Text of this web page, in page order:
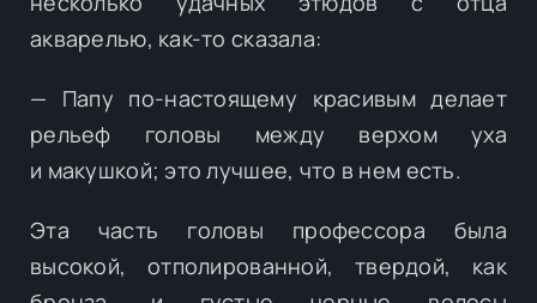
акварелью, как-то сказала:
— Папу по-настоящему красивым делает
рельеф головы между верхом уха
и макушкой; это лучшее, что в нем есть.
Эта часть головы профессора была
высокой, отполированной, твердой, как